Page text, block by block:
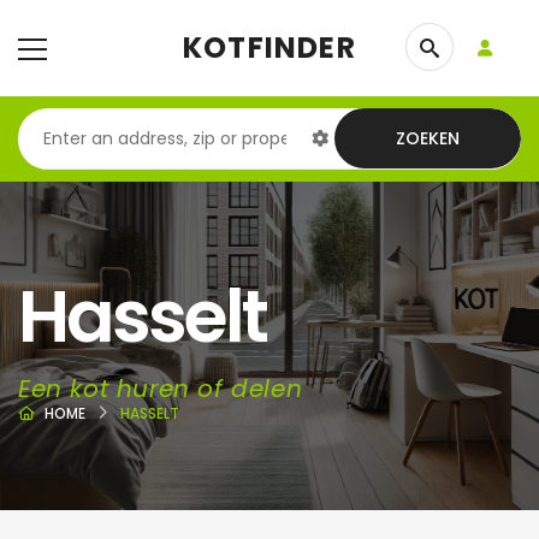
KOTFINDER
ZOEKEN
Hasselt
Een kot huren of delen
HOME HASSELT